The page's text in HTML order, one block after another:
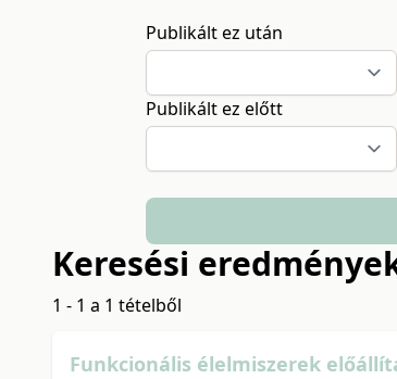
Publikált ez után
Publikált ez előtt
Keresési
1 - 1 a 1 tételből
Funkcionális élelmiszerek